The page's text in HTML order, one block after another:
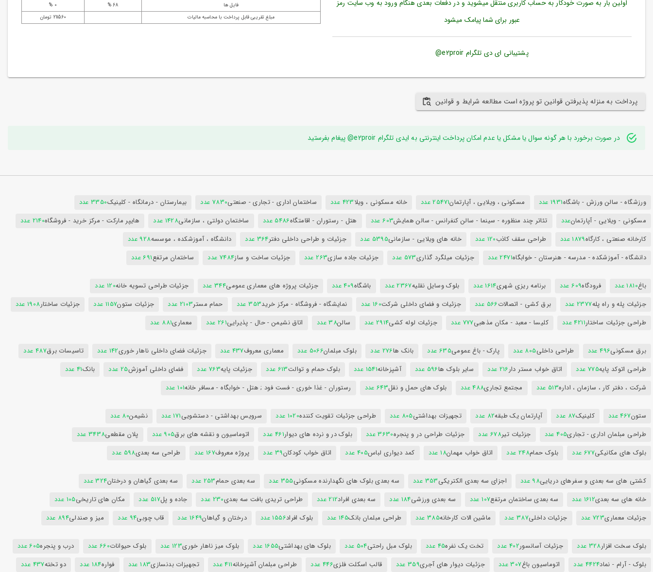
رمز
علاقه
اولین بار به صورت خودکار به حساب کاربری منتقل میشوید و در دفعات بعدی هنگام ورود به وب سایت رمز
عبور برای شما پیامک میشود
پشتیبانی ای دی تلگرام e2proir@
فایل ها
68 %
0 %
مبلغ تقریبی قابل پرداخت با محاسبه مالیات
211560 تومان
پرداخت به منزله پذیرفتن قوانین تو پروژه است مطالعه شرایط و قوانین
در صورت برخورد با هر گونه سوال یا مشکل یا عدم امکان پرداخت اینترنتی به ایدی تلگرام e2proir@ پیغام بفرستید
ورزشگاه - سالن ورزش - باشگاه1931 عدد مسکونی ، ویلایی ، آپارتمان25471 عدد خانه مسکونی ، ویلا423 عدد ساختمان اداری - تجاری - صنعتی7830 عدد بیمارستان - درمانگاه - کلینیک3350 عدد
مسکونی - ویلایی - آپارتمانعدد تئاتر چند منظوره - سینما - سالن کنفرانس - سالن همایش603 عدد هتل - رستوران - اقامتگاه5486 عدد ساختمان دولتی ، سازمانی1428 عدد هایپر مارکت - مرکز خرید - فروشگاه2140 عدد
کارخانه صنعتی ، کارگاه1879 عدد طراحی سقف کاذب120 عدد خانه های ویلایی - سازمانی5395 عدد جزئیات و طراحی داخلی دفتر364 عدد دانشگاه ، آموزشکده ، موسسه928 عدد
دانشگاه - آموزشکده - مدرسه - هنرستان - خوابگاه2471 عدد جزئیات میلگرد گذاری573 عدد جزئیات جاده سازی263 عدد جزئیات ساخت و ساز7484 عدد ساختمان مرتفع691 عدد
باغ1810 عدد فرودگاه609 عدد برنامه ریزی شهری1614 عدد بلوک وسایل نقلیه2367 عدد باشگاه409 عدد جزئیات پروژه های معماری عمومی344 عدد جزئیات طراحی تسویه خانه120 عدد
جزئیات پله و راه پله2377 عدد برق کشی - اتصالات566 عدد جزئیات و فضای داخلی شرکت160 عدد نمایشگاه - فروشگاه - مرکز خرید353 عدد حمام مستر2103 عدد جزئیات ستون1157 عدد جزئیات ساختار1908 عدد
طراحی جزئیات ساختار4211 عدد کلیسا - معبد - مکان مذهبی777 عدد جزئیات لوله کشی2914 عدد سالن38 عدد اتاق نشیمن - حال - پذیرایی261 عدد معماری881 عدد
برق مسکونی496 عدد طراحی داخلی805 عدد پارک - باغ عمومی635 عدد بانک ها276 عدد بلوک مبلمان5066 عدد معماری معروف437 عدد جزئیات فضای داخلی ناهار خوری142 عدد تاسیسات برق487 عدد
طراحی اتوکد پایه775 عدد اتاق خواب مستر دار216 عدد سایر بلوک ها596 عدد آشپزخانه1541 عدد بلوک حمام و توالت613 عدد جزئیات پایه763 عدد فضای داخلی آموزش25 عدد بانک41 عدد
شرکت ، دفتر کار ، سازمان ، اداره513 عدد مجتمع تجاری488 عدد بلوک های حمل و نقل643 عدد رستوران - غذا خوری - فست فود ; هتل - خوابگاه - مسافر خانه101 عدد
ستون467 عدد کلینیک87 عدد آپارتمان یک طبقه82 عدد تجهیزات بهداشتی805 عدد طراحی جزئیات تقویت کننده1020 عدد سرویس بهداشتی - دستشویی171 عدد نشیمن80 عدد
طراحی مبلمان اداری - تجاری405 عدد جزئیات تیر678 عدد جزئیات طراحی در و پنجره3630 عدد بلوک در و نرده های دیوار461 عدد اتوماسیون و نقشه های برق905 عدد پلان مقطعی3438 عدد
بلوک های مکانیکی677 عدد بلوک حمام248 عدد اتاق خواب مهمان18 عدد کمد دیواری لباس405 عدد اتاق خواب کودکان39 عدد پروژه معروف167 عدد طراحی سه بعدی598 عدد
کشتی های سه بعدی و سفرهای دریایی98 عدد اجزای سه بعدی الکتریکی353 عدد سه بعدی بلوک های نگهدارنده مسکونی355 عدد سه بعدی حمام253 عدد سه بعدی گیاهان و درختان324 عدد
خانه های سه بعدی1612 عدد سه بعدی ساختمان مرتفع107 عدد سه بعدی ورزشی184 عدد سه بعدی افراد212 عدد طراحی تریدی بافت سه بعدی230 عدد جاده و پل517 عدد مکان های تاریخی105 عدد
جزئیات معماری723 عدد جزئیات داخلی387 عدد ماشین الات کارخانه385 عدد طراحی مبلمان بانک145 عدد بلوک افراد1556 عدد درختان و گیاهان1649 عدد قاب چوبی94 عدد میز و صندلی894 عدد
بلوک سخت افزار328 عدد جزئیات آسانسور402 عدد تخت یک نفره45 عدد بلوک مبل راحتی504 عدد بلوک های بهداشتی1655 عدد بلوک میز ناهار خوری123 عدد بلوک حیوانات660 عدد درب و پنجره605 عدد
بلوک - آرام - نماد4424 عدد اتوماسیون باغ307 عدد جزئیات دیوار های آجری359 عدد قالب اسکلت فلزی446 عدد طراحی مبلمان آشپزخانه411 عدد تجهیزات بدنسازی183 عدد فواره184 عدد دو تخته437 عدد